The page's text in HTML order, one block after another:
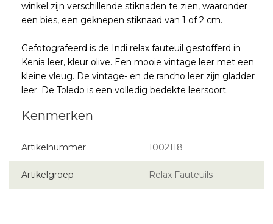
winkel zijn verschillende stiknaden te zien, waaronder
een bies, een geknepen stiknaad van 1 of 2 cm.
Gefotografeerd is de Indi relax fauteuil gestofferd in
Kenia leer, kleur olive. Een mooie vintage leer met een
kleine vleug. De vintage- en de rancho leer zijn gladder
leer. De Toledo is een volledig bedekte leersoort.
Artikelnummer 1002118
Artikelgroep Relax Fauteuils